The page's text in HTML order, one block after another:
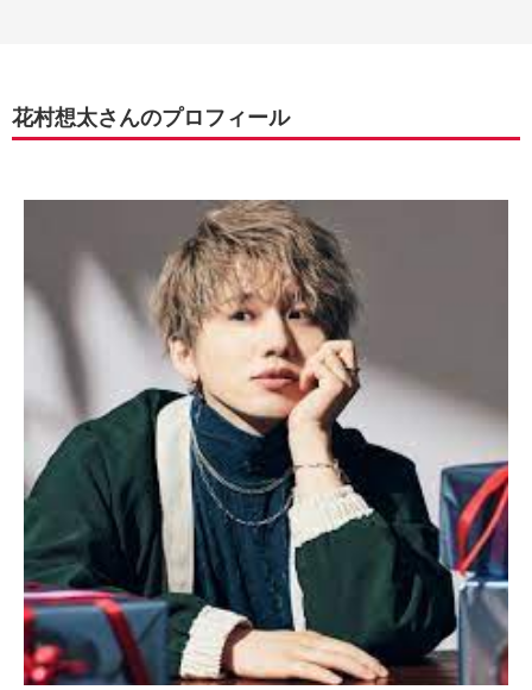
花村想太さんのプロフィール